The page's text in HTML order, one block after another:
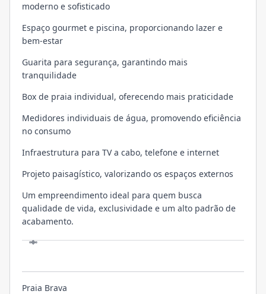
moderno e sofisticado
Espaço gourmet e piscina, proporcionando lazer e
bem-estar
Guarita para segurança, garantindo mais
tranquilidade
Box de praia individual, oferecendo mais praticidade
Medidores individuais de água, promovendo eficiência
no consumo
Infraestrutura para TV a cabo, telefone e internet
Projeto paisagístico, valorizando os espaços externos
Um empreendimento ideal para quem busca
qualidade de vida, exclusividade e um alto padrão de
acabamento.
Praia Brava